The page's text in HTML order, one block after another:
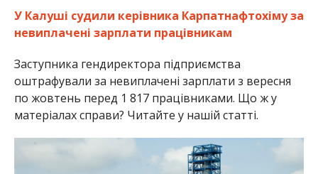
У Калуші судили керівника Карпатнафтохіму за
невиплачені зарплати працівникам
Заступника гендиректора підприємства
оштрафували за невиплачені зарплати з вересня
по жовтень перед 1 817 працівниками. Що ж у
матеріалах справи? Читайте у нашій статті.